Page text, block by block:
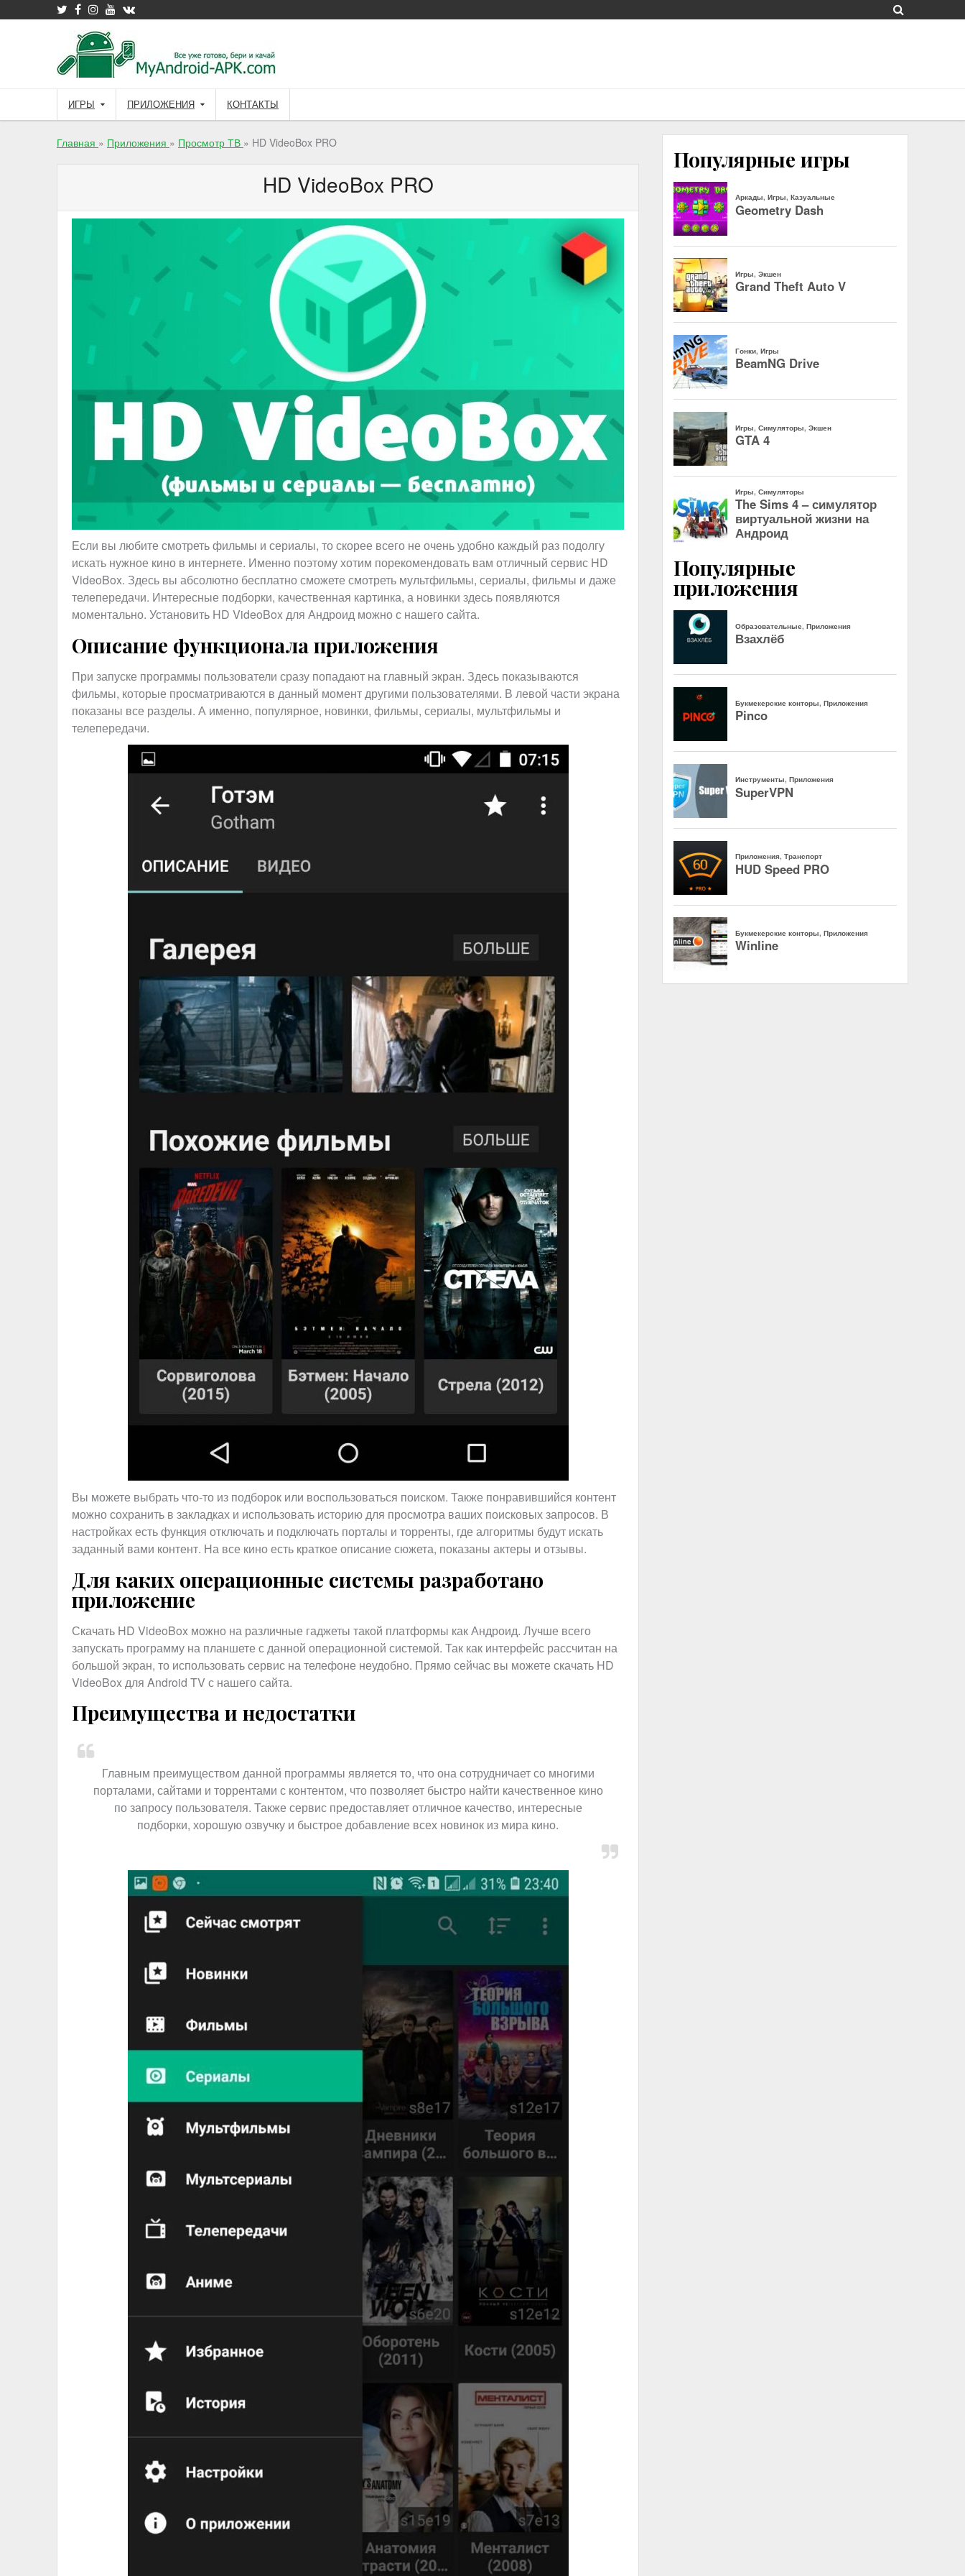
to
ИГРЫ ПРИЛОЖЕНИЯ КОНТАКТЫ
Главная » Приложения » Просмотр ТВ » HD VideoBox PRO
HD VideoBox PRO
Если вы любите смотреть фильмы и сериалы, то скорее всего не очень удобно каждый раз подолгу
искать нужное кино в интернете. Именно поэтому хотим порекомендовать вам отличный сервис HD
VideoBox. Здесь вы абсолютно бесплатно сможете смотреть мультфильмы, сериалы, фильмы и даже
телепередачи. Интересные подборки, качественная картинка, а новинки здесь появляются
моментально. Установить HD VideoBox для Андроид можно с нашего сайта.
Описание функционала приложения
При запуске программы пользователи сразу попадают на главный экран. Здесь показываются
фильмы, которые просматриваются в данный момент другими пользователями. В левой части экрана
показаны все разделы. А именно, популярное, новинки, фильмы, сериалы, мультфильмы и
телепередачи.
Вы можете выбрать что-то из подборок или воспользоваться поиском. Также понравившийся контент
можно сохранить в закладках и использовать историю для просмотра ваших поисковых запросов. В
настройках есть функция отключать и подключать порталы и торренты, где алгоритмы будут искать
заданный вами контент. На все кино есть краткое описание сюжета, показаны актеры и отзывы.
Для каких операционные системы разработано
приложение
Скачать HD VideoBox можно на различные гаджеты такой платформы как Андроид. Лучше всего
запускать программу на планшете с данной операционной системой. Так как интерфейс рассчитан на
большой экран, то использовать сервис на телефоне неудобно. Прямо сейчас вы можете скачать HD
VideoBox для Android TV с нашего сайта.
Преимущества и недостатки
Главным преимуществом данной программы является то, что она сотрудничает со многими
порталами, сайтами и торрентами с контентом, что позволяет быстро найти качественное кино
по запросу пользователя. Также сервис предоставляет отличное качество, интересные
подборки, хорошую озвучку и быстрое добавление всех новинок из мира кино.
Популярные игры
Популярные
приложения